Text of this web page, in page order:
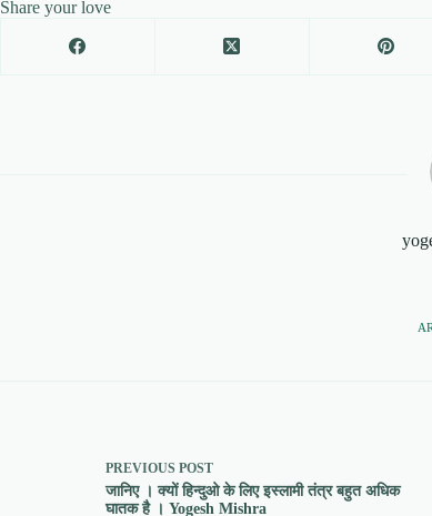
Share your love
PREVIOUS POST
जानिए । क्यों हिन्दुओ के लिए इस्लामी तंत्र बहुत अधिक
घातक है । Yogesh Mishra